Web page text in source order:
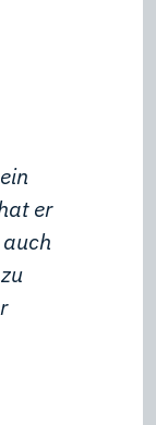
er